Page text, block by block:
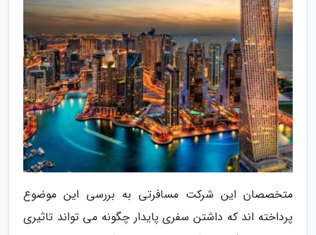
متخصصان این شرکت مسافرتی به بررسی این موضوع
پرداخته اند که داشتن سفری پایدار چگونه می تواند تاثیری